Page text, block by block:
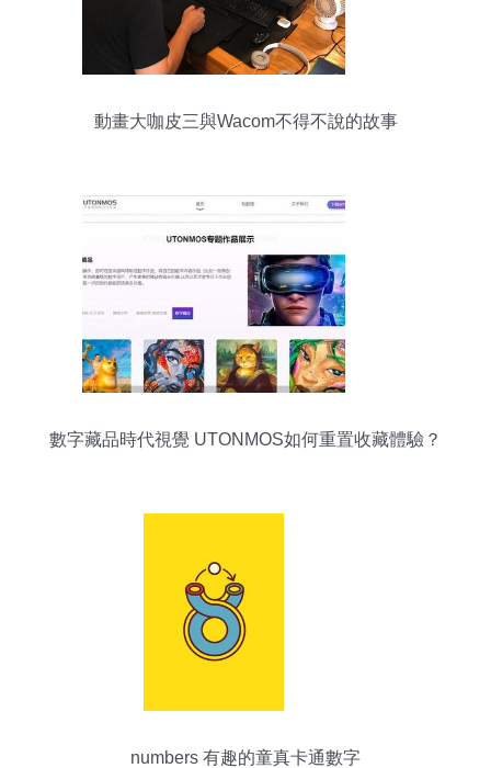
動畫大咖皮三與Wacom不得不說的故事
數字藏品時代視覺 UTONMOS如何重置收藏體驗？
numbers 有趣的童真卡通數字